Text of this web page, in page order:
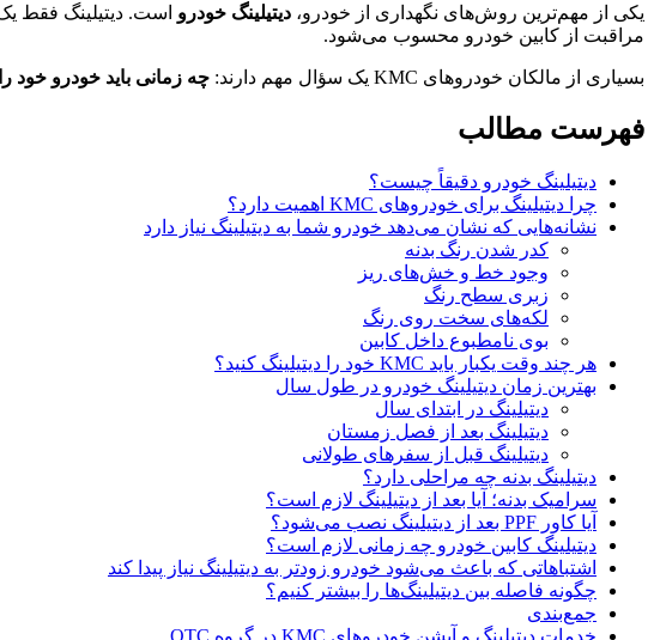
یکی از مهم‌ترین روش‌های نگهداری از خودرو، دیتیلینگ خودرو است. دیتیلینگ فقط
مراقبت از کابین خودرو محسوب می‌شود.
بسیاری از مالکان خودروهای KMC یک سؤال مهم دارند: چه زمانی باید خودرو خود
فهرست مطالب
دیتیلینگ خودرو دقیقاً چیست؟
چرا دیتیلینگ برای خودروهای KMC اهمیت دارد؟
نشانه‌هایی که نشان می‌دهد خودرو شما به دیتیلینگ نیاز دارد
کدر شدن رنگ بدنه
وجود خط و خش‌های ریز
زبری سطح رنگ
لکه‌های سخت روی رنگ
بوی نامطبوع داخل کابین
هر چند وقت یکبار باید KMC خود را دیتیلینگ کنید؟
بهترین زمان دیتیلینگ خودرو در طول سال
دیتیلینگ در ابتدای سال
دیتیلینگ بعد از فصل زمستان
دیتیلینگ قبل از سفرهای طولانی
دیتیلینگ بدنه چه مراحلی دارد؟
سرامیک بدنه؛ آیا بعد از دیتیلینگ لازم است؟
آیا کاور PPF بعد از دیتیلینگ نصب می‌شود؟
دیتیلینگ کابین خودرو چه زمانی لازم است؟
اشتباهاتی که باعث می‌شود خودرو زودتر به دیتیلینگ نیاز پیدا کند
چگونه فاصله بین دیتیلینگ‌ها را بیشتر کنیم؟
جمع‌بندی
خدمات دیتیلینگ و آپشن خودروهای KMC در گروه OTC